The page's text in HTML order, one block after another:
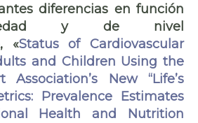
diferencias en función
y de nivel
«Status of Cardiovascular
and Children Using the
Association’s New “Life’s
Prevalence Estimates
Health and Nutrition